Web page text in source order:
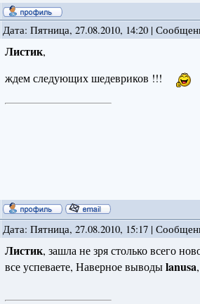
Дата: Пятница, 27.08.2010, 14:20 |
Листик,
ждем следующих шедевриков !!!
Дата: Пятница, 27.08.2010, 15:17 |
Листик, зашла не зря столько всего
все успеваете, Наверное выводыlanusa